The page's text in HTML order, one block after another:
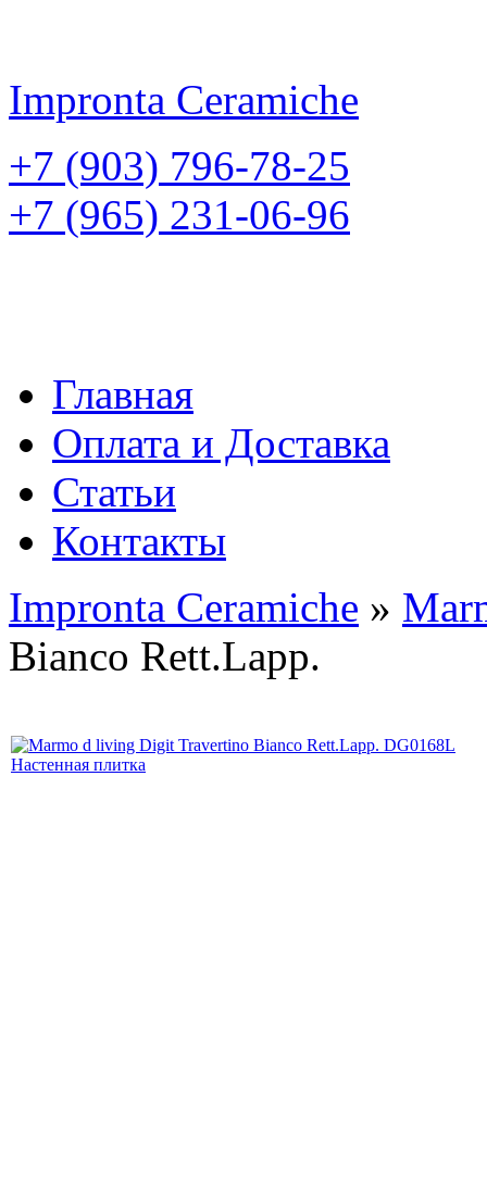
Impronta Ceramiche
+7 (903) 796-78-25
+7 (965) 231-06-96
Главная
Оплата и Доставка
Статьи
Контакты
Impronta Ceramiche »
Bianco Rett.Lapp.